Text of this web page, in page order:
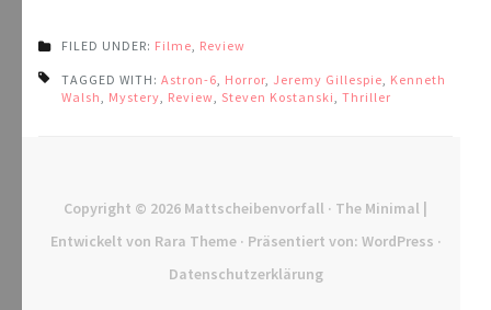
FILED UNDER: Filme Review
TAGGED WITH: Astron-6 Horror Jeremy Gillespie Kenneth
Walsh
Mystery Review Steven Kostanski Thriller
Copyright © 2026 Mattscheibenvorfall · The Minimal |
Entwickelt von Rara Theme· Präsentiert von: WordPress ·
Datenschutzerklärung